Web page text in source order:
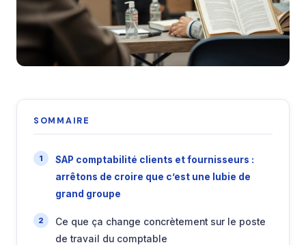
SOMMAIRE
SAP comptabilité clients et fournisseurs :
arrêtons de croire que c’est une lubie de
grand groupe
Ce que ça change concrètement sur le poste
de travail du comptable